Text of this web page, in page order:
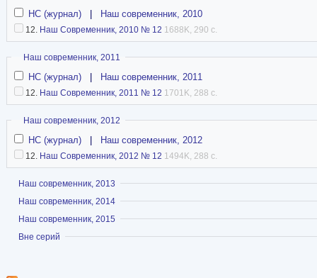
НС (журнал) Наш современник, 2010
12. Наш Современник, 2010 № 12 1688K, 290 с.
Скрыть
Наш современник, 2011
НС (журнал) Наш современник, 2011
12. Наш Современник, 2011 № 12 1701K, 288 с.
Скрыть
Наш современник, 2012
НС (журнал) Наш современник, 2012
12. Наш Современник, 2012 № 12 1494K, 288 с.
Показать
Наш современник, 2013
Показать
Наш современник, 2014
Показать
Наш современник, 2015
Показать
Вне серий